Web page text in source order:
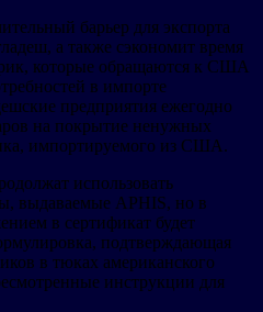
барьер для экспорта
а также сэкономит время
которые обращаются к США
в импорте
предприятия ежегодно
на покрытие ненужных
импортируемого из США.
использовать
выдаваемые APHIS, но в
в сертификат будет
подтверждающая
в тюках американского
инструкции для